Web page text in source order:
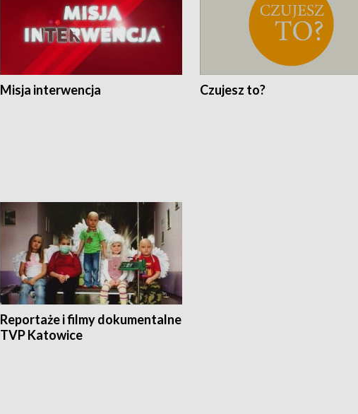
Misja interwencja Czujesz to?
Reportaże i filmy dokumentalne
TVP Katowice